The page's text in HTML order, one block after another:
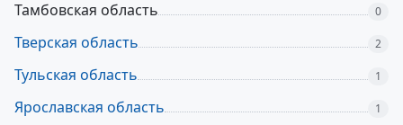
Тамбовская область 0
Тверская область 2
Тульская область 1
Ярославская область 1